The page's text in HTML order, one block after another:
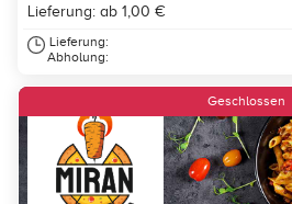
Lieferung: ab 1,00 €
Lieferung:
Abholung:
Geschlossen